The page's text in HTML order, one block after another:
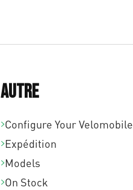
Autre
Configure Your Velomobile
Expédition
Models
On Stock